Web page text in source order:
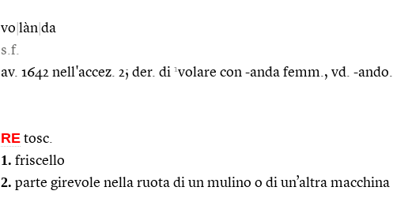
vo làn da
s.f.
av. 1642 nell'accez. 2; der. di 1volare con -anda femm., vd. -ando.
RE tosc.
1. friscello
2. parte girevole nella ruota di un mulino o di un’altra macchina